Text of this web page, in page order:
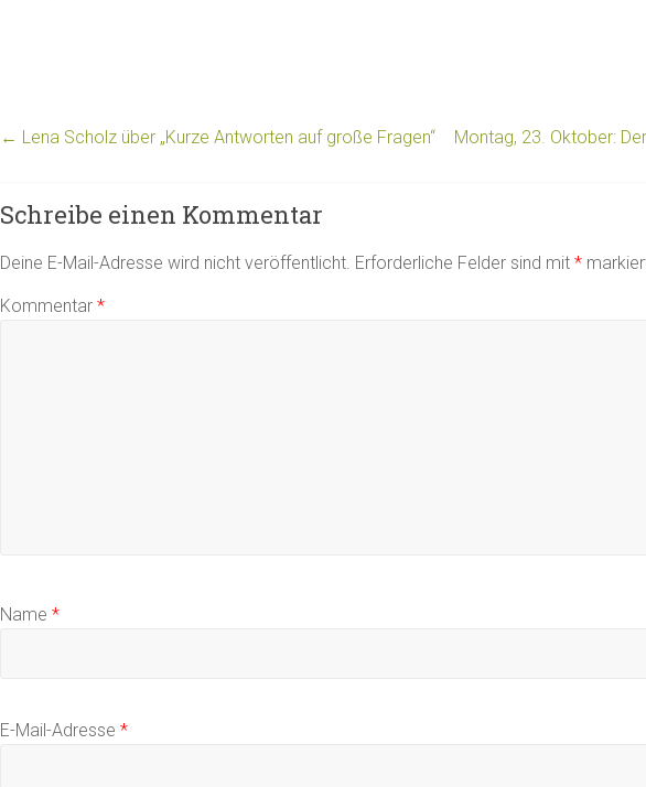
← Lena Scholz über „Kurze Antworten auf große Fragen“ Montag, 23. Oktober:
Schreibe einen Kommentar
Deine E-Mail-Adresse wird nicht veröffentlicht. Erforderliche Felder sind mit *
Kommentar *
Name *
E-Mail-Adresse *